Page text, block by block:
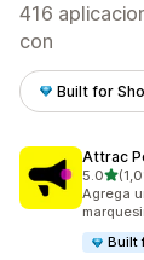
416
con
Built for
Attrac
5.0de 5
1018
Agrega
Built